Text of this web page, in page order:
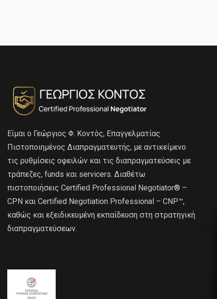
Είμαι ο Γεώργιος Φ. Κοντός, Επαγγελματίας
Πιστοποιημένος Διαπραγματευτής, με αντικείμενο
τις ρυθμίσεις οφειλών και τις διαπραγματεύσεις με
τράπεζες, funds και servicers. Διαθέτω
πιστοποιήσεις Certified Professional Negotiator® –
CPN και Certified Negotiation Professional – CNP™,
καθώς και εξειδικευμένη εκπαίδευση στη στρατηγική
διαπραγματεύσεων.